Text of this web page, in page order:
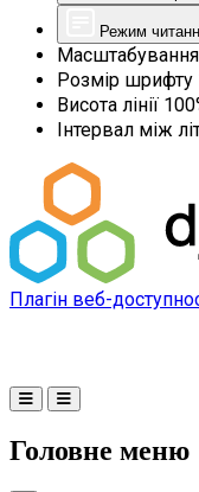
Режим
Масштабування
Розмір шрифту
Висота лінії 100
Інтервал між
Плагін веб-
Головне меню